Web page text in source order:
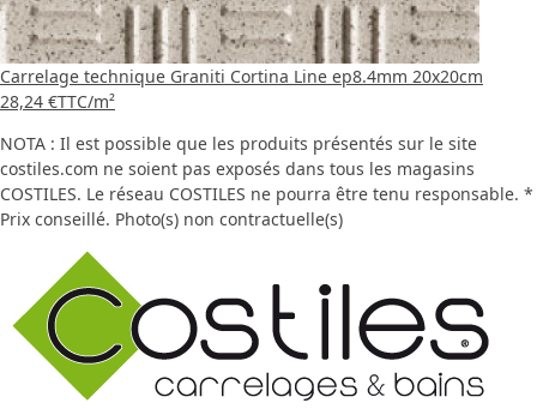
Carrelage technique Graniti Cortina Line ep8.4mm 20x20cm
28,24 €TTC/m²
NOTA : Il est possible que les produits présentés sur le site
costiles.com ne soient pas exposés dans tous les magasins
COSTILES. Le réseau COSTILES ne pourra être tenu responsable. *
Prix conseillé. Photo(s) non contractuelle(s)